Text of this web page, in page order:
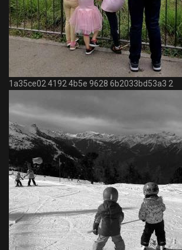
1a35ce02 4192 4b5e 9628 6b2033bd53a3 2